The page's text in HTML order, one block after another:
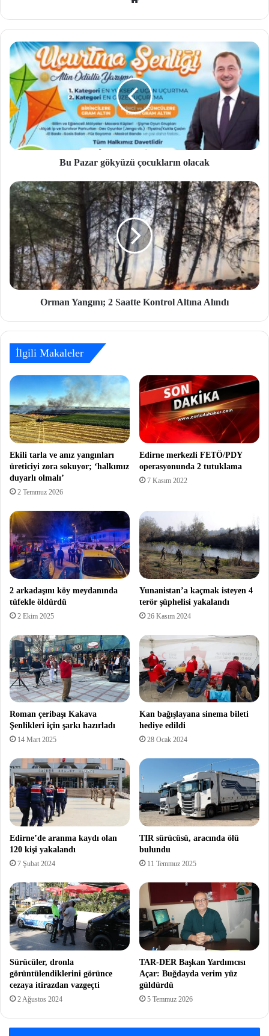
site
si
Bu Pazar gökyüzü çocukların olacak
Orman Yangını; 2 Saatte Kontrol Altına Alındı
İlgili Makaleler
Ekili tarla ve anız yangınları
üreticiyi zora sokuyor; ‘halkımız
duyarlı olmalı’
2 Temmuz 2026
Edirne merkezli FETÖ/PDY
operasyonunda 2 tutuklama
7 Kasım 2022
2 arkadaşını köy meydanında
tüfekle öldürdü
2 Ekim 2025
Yunanistan’a kaçmak isteyen 4
terör şüphelisi yakalandı
26 Kasım 2024
Roman çeribaşı Kakava
Şenlikleri için şarkı hazırladı
14 Mart 2025
Kan bağışlayana sinema bileti
hediye edildi
28 Ocak 2024
Edirne’de aranma kaydı olan
120 kişi yakalandı
7 Şubat 2024
TIR sürücüsü, aracında ölü
bulundu
11 Temmuz 2025
Sürücüler, dronla
görüntülendiklerini görünce
cezaya itirazdan vazgeçti
2 Ağustos 2024
TAR-DER Başkan Yardımcısı
Açar: Buğdayda verim yüz
güldürdü
5 Temmuz 2026